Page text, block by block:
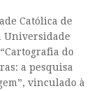
Católica de
Universidade
do
a pesquisa
vinculado à